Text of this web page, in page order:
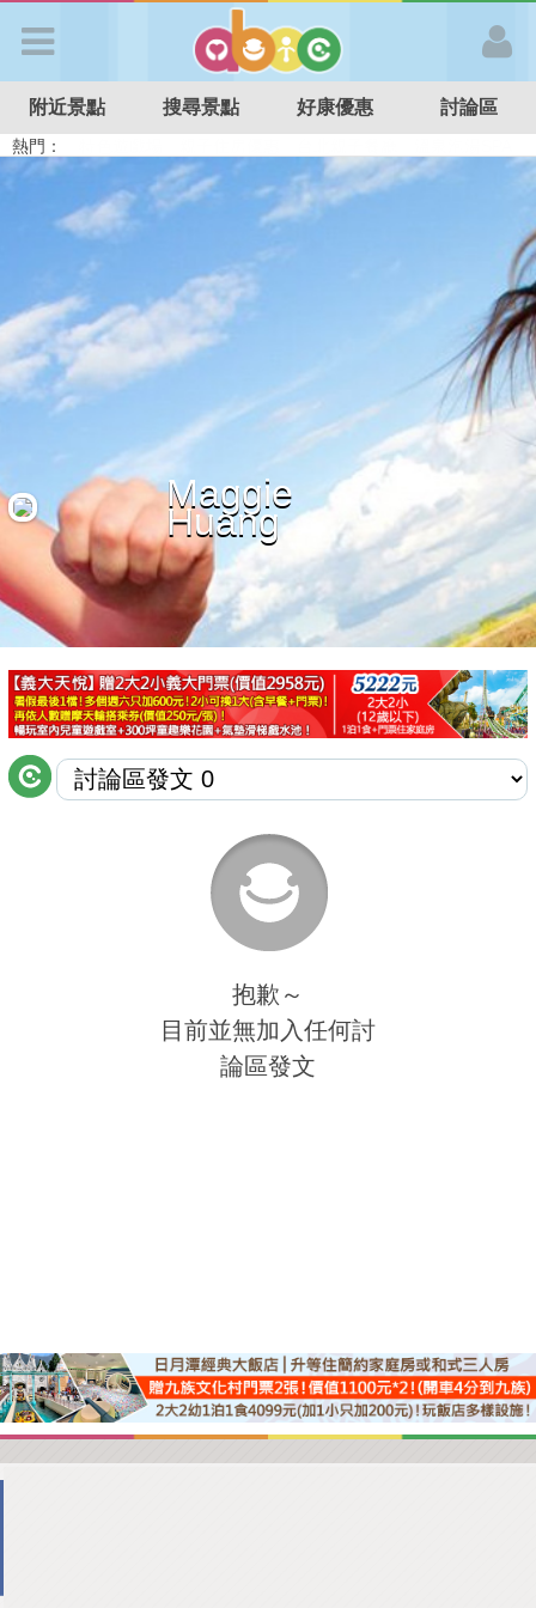
APP登入
首 頁
搜尋景點
好康優惠
最新留言
商家合作
推薦景點
討論區
聯絡我們
附近景點 搜尋景點 好康優惠 討論區
熱門：
特色遊戲場
親子住房優惠 台北親子餐廳 溫泉泡湯SPA
Maggie
Huang
抱歉～
目前並無加入任何討
論區發文